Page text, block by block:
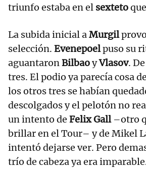
triunfo estaba en el sexteto
La subida inicial aMurgil
selección. Evenepoelpuso su
aguantaronBilbaoyVlasov.
tres. El podio ya parecía cosa
los otros tres se habían
descolgados y el pelotón no
un intento de Felix Gall –otro
brillar en el Tour– y de Mikel
intentó dejarse ver. Pero
trío de cabeza ya era